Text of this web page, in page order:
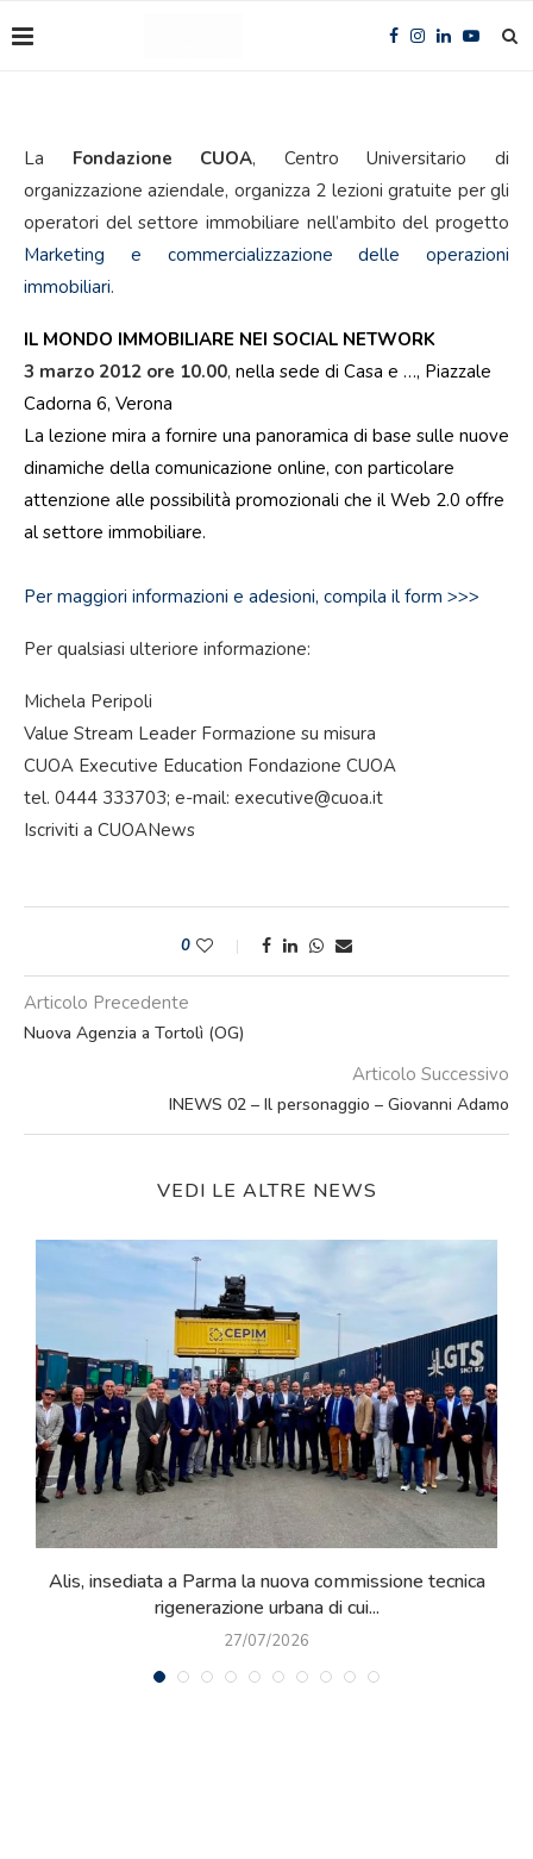
La Fondazione CUOA, Centro Universitario di
organizzazione aziendale, organizza 2 lezioni gratuite per gli
operatori del settore immobiliare nell’ambito del progetto
Marketing e commercializzazione delle operazioni
immobiliari.
IL MONDO IMMOBILIARE NEI SOCIAL NETWORK
3 marzo 2012 ore 10.00, nella sede di Casa e …, Piazzale
Cadorna 6, Verona
La lezione mira a fornire una panoramica di base sulle nuove
dinamiche della comunicazione online, con particolare
attenzione alle possibilità promozionali che il Web 2.0 offre
al settore immobiliare.
Per maggiori informazioni e adesioni, compila il form >>>
Per qualsiasi ulteriore informazione:
Michela Peripoli
Value Stream Leader Formazione su misura
CUOA Executive Education Fondazione CUOA
tel. 0444 333703; e-mail: executive@cuoa.it
Iscriviti a CUOANews
0
Articolo Precedente
Nuova Agenzia a Tortolì (OG)
Articolo Successivo
INEWS 02 – Il personaggio – Giovanni Adamo
VEDI LE ALTRE NEWS
Alis, insediata a Parma la nuova commissione tecnica
rigenerazione urbana di cui...
27/07/2026